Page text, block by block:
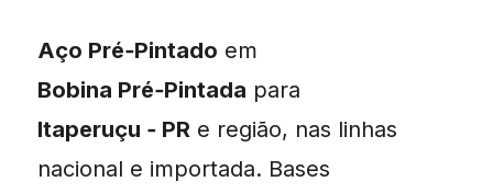
Aço Pré‑Pintado em
Bobina Pré‑Pintada para
Itaperuçu ‑ PR e região, nas linhas
nacional e importada. Bases